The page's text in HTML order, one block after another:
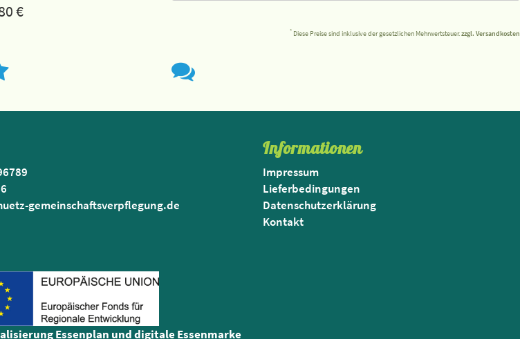
€
* Diese Preise sind inklusive der gesetzlichen Mehrwertsteuer.zzgl. Versandkosten
gemeinschaftsverpflegung.de
Informationen
Impressum
Lieferbedingungen
Datenschutzerklärung
Kontakt
Essenplan und digitale Essenmarke